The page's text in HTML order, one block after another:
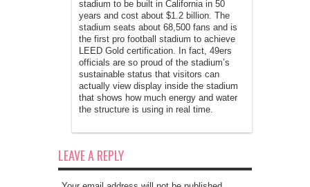
stadium to be built in California in 50
years and cost about $1.2 billion. The
stadium seats about 68,500 fans and is
the first pro football stadium to achieve
LEED Gold certification. In fact, 49ers
officials are so proud of the stadium’s
sustainable status that visitors can
actually view display inside the stadium
that shows how much energy and water
the structure is using in real time.
LEAVE A REPLY